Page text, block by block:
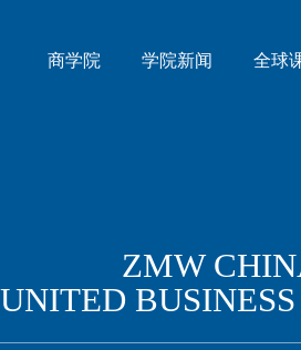
商学院 学院新闻 全球
ZMW
UNITED